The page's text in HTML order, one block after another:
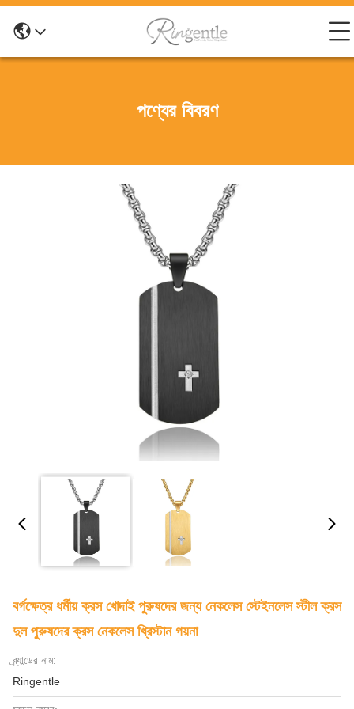
পণ্যের বিবরণ
বর্গক্ষেত্র ধর্মীয় ক্রস খোদাই পুরুষদের জন্য নেকলেস স্টেইনলেস স্টীল ক্রস
দুল পুরুষদের ক্রস নেকলেস খ্রিস্টান গয়না
ব্র্যান্ডের নাম:
Ringentle